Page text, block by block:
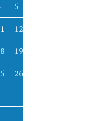
5
12
19
26